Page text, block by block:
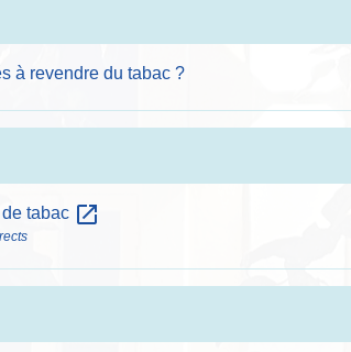
à revendre du tabac ?
tabac open_in_new